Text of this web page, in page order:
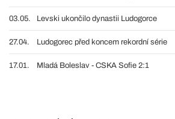
03.05. Levski ukončilo dynastii Ludogorce
27.04. Ludogorec před koncem rekordní série
17.01. Mladá Boleslav - CSKA Sofie 2:1